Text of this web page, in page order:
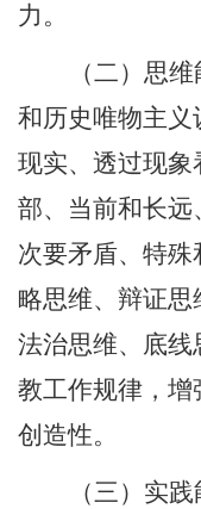
力。
（二）思
和历史唯物主
现实、透过现
部、当前和长远
次要矛盾、特
略思维、辩证思
法治思维、底
教工作规律，增
创造性。
（三）实